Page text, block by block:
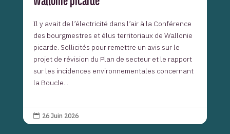
Il y avait de l’électricité dans l’air à la Conférence
des bourgmestres et élus territoriaux de Wallonie
picarde. Sollicités pour remettre un avis sur le
projet de révision du Plan de secteur et le rapport
sur les incidences environnementales concernant
la Boucle...
 26 Juin 2026